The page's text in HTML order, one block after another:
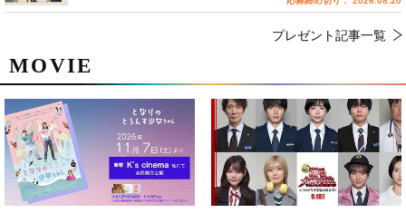
MOVIE
プレゼント記事一覧